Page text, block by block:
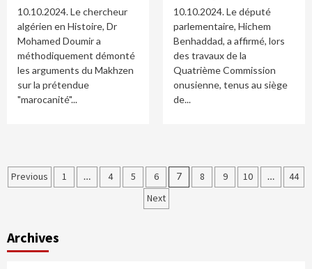
10.10.2024. Le chercheur
algérien en Histoire, Dr
Mohamed Doumir a
méthodiquement démonté
les arguments du Makhzen
sur la prétendue
"marocanité"...
10.10.2024. Le député
parlementaire, Hichem
Benhaddad, a affirmé, lors
des travaux de la
Quatrième Commission
onusienne, tenus au siège
de...
Navigation
Previous 1 … 4 5 6 7 8 9 10 …
44
Next
Archives